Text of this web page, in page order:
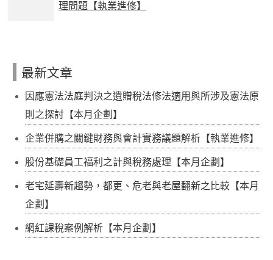
理問題【執業進修】
最新文章
因應憲法法庭判決之遺贈稅法修法適用與所涉及憲法原
則之探討【本月企劃】
企業併購之關鍵財務與會計實務議題解析【執業進修】
股份基礎員工福利之計與稅務處理【本月企劃】
老宅延壽新趨勢，都更、危老與老屋翻新之比較【本月
企劃】
網紅課稅案例解析【本月企劃】